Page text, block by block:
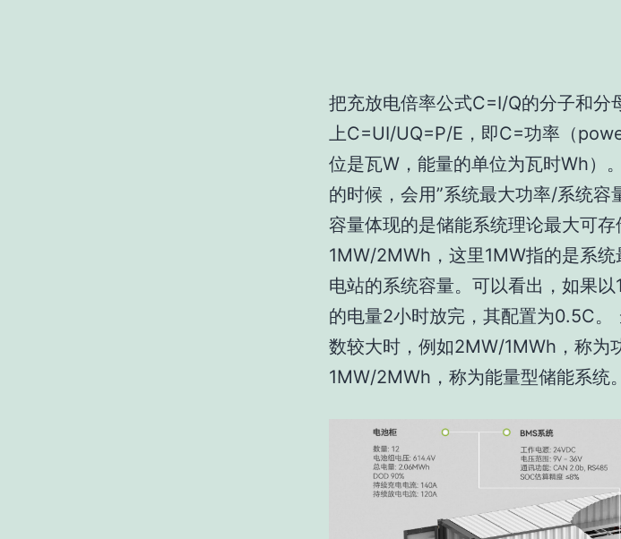
把充放电倍率公式C=I/Q的分子和分
上C=UI/UQ=P/E，即C=功率（
位是瓦W，能量的单位为瓦时Wh）
的时候，会用”系统最大功率/系统容
容量体现的是储能系统理论最大可
1MW/2MWh，这里1MW指的是系
电站的系统容量。可以看出，如果
的电量2小时放完，其配置为0.5C
数较大时，例如2MW/1MWh，称为
1MW/2MWh，称为能量型储能系统。